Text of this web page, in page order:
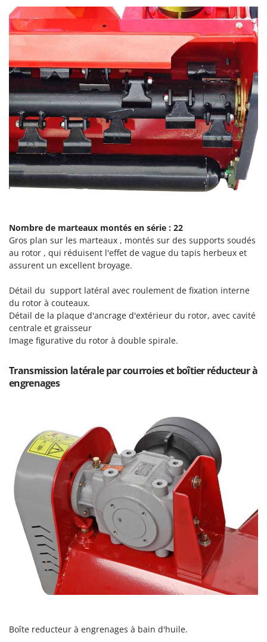
Pulvérisateurs
Pulvérisateurs portés
Rafraîchisseurs d'air par évaporation
Rampes de chargement en aluminium
Râpes à fromage électriques
Râteaux pour tracteur
Remplisseuses
Robots nettoyeurs de piscine
Robots Tondeuses
Rogneuses de souches
S
Scies à os
Scies à Ruban
Scies alternatives à batterie
Scies de jardin télescopiques
Sécateurs électriques à batterie
Sécateurs et Échenilloirs manuels
Sécateurs pneumatiques
Socs pour tracteur
Soufreuses - Poudreuses pour tracteur
T
Taille-haies
Taille-haies à bras pour tracteur
Tarières
Tondeuses à Gazon
Tondeuses autoportées
Tondeuses débroussailleuses thermiques
Trancheuses
Trancheuses de sol
Treuils de débardage
GRIFO
GVS
H
Hailo
Helvi
Henx
HiKOKI
Honda
I
Idromatic
Imperia
Infaco
Intec
Italyco
ITM
J JOLLY ITALIA
K
KAAZ
Kemper
Keter
KitchenAid
Komo
Laica
Lampacrescia - MGM
Landxcape
LAR Casalinghi
Lavor
Lisam
Nombre de marteaux montés en série : 22
Gros plan sur les marteaux , montés sur des supports soudés
au rotor , qui réduisent l'effet de vague du tapis herbeux et
assurent un excellent broyage.
Détail du support latéral avec roulement de fixation interne
du rotor à couteaux.
Détail de la plaque d'ancrage d'extérieur du rotor, avec cavité
centrale et graisseur
Image figurative du rotor à double spirale.
Transmission latérale par courroies et boîtier réducteur à
engrenages
Boîte reducteur à engrenages à bain d'huile.